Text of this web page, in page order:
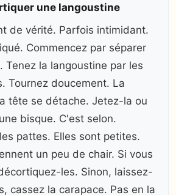
une langoustine
de vérité. Parfois intimidant.
Commencez par séparer
Tenez la langoustine par les
Tournez doucement. La
tête se détache. Jetez-la ou
bisque. C'est selon.
pattes. Elles sont petites.
un peu de chair. Si vous
les. Sinon, laissez-
cassez la carapace. Pas en la